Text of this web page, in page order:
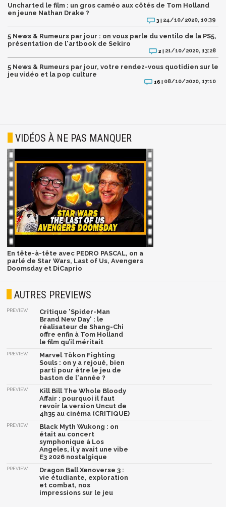
Uncharted le film : un gros caméo aux côtés de Tom Holland
en jeune Nathan Drake ?
3 | 24/10/2020, 10:39
5 News & Rumeurs par jour : on vous parle du ventilo de la PS5,
présentation de l'artbook de Sekiro
2 | 21/10/2020, 13:28
5 News & Rumeurs par jour, votre rendez-vous quotidien sur le
jeu vidéo et la pop culture
16 | 08/10/2020, 17:10
VIDÉOS À NE PAS MANQUER
En tête-à-tête avec PEDRO PASCAL, on a
parlé de Star Wars, Last of Us, Avengers
Doomsday et DiCaprio
AUTRES PREVIEWS
PREVIEW
Critique 'Spider-Man
Brand New Day' : le
réalisateur de Shang-Chi
offre enfin à Tom Holland
le film qu’il méritait
PREVIEW
Marvel Tōkon Fighting
Souls : on y a rejoué, bien
parti pour être le jeu de
baston de l'année ?
PREVIEW
Kill Bill The Whole Bloody
Affair : pourquoi il faut
revoir la version Uncut de
4h35 au cinéma (CRITIQUE)
PREVIEW
Black Myth Wukong : on
était au concert
symphonique à Los
Angeles, il y avait une vibe
E3 2026 nostalgique
PREVIEW
Dragon Ball Xenoverse 3 :
vie étudiante, exploration
et combat, nos
impressions sur le jeu